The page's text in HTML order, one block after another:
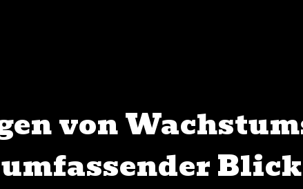
von
Blick